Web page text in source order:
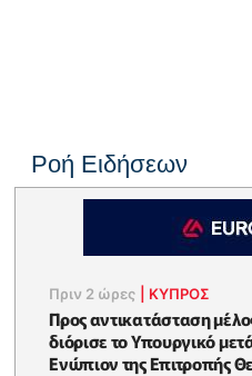
Ροή Ειδήσεων
Πριν 2 ώρες ΚΥΠΡΟΣ
Προς αντικατάσταση
διόρισε το Υπουργικό
Ενώπιον της Επιτροπής